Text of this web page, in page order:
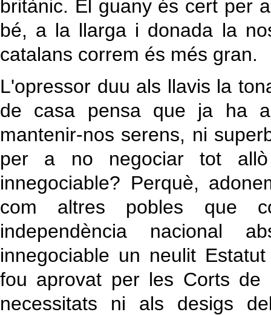
britànic. El guany és cert per
bé, a la llarga i donada la
catalans correm és més gran.
L'opressor duu als llavis la
de casa pensa que ja ha
mantenir-nos serens, ni
per a no negociar tot
innegociable? Perquè,
com altres pobles que
independència nacional
innegociable un neulit
fou aprovat per les Corts
necessitats ni als desigs